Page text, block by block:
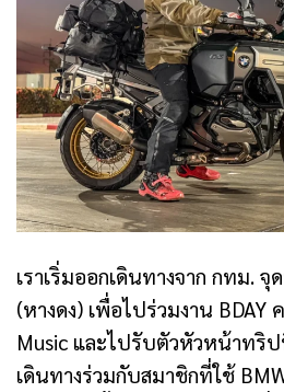
เราเริ่มออกเดินทางจาก กทม.
(หางดง) เพื่อไปร่วมงาน BDAY
Music และไปรับตัวหัวหน้าทริ
เดินทางร่วมกับสมาชิกที่ใช้